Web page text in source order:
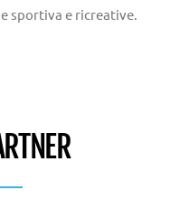
sportiva e ricreative.